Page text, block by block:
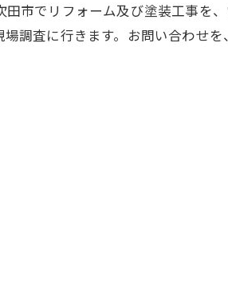
市でリフォーム及び塗装工事を
調査に行きます。お問い合わせを